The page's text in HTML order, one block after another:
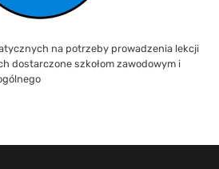
na potrzeby prowadzenia lekcji
dostarczone szkołom zawodowym i